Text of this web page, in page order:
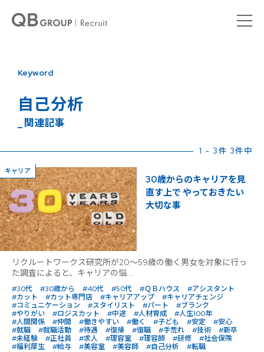
Keyword
自己分析
_ 関連記事
1 - 3件 3件中
キャリア
30歳からのキャリアを見
直す上で やっておきたい
大切な事
リクルートワークス研究所が20〜59歳の働く男女を対象に行っ
た調査によると、キャリアの悩...
#30代 #30歳から #40代 #50代 #ＱＢハウス
#アシスタント
#カット
#カット専門店 #キャリアアップ
#キャリアチェンジ
#コミュニケーション
#スタイリスト #パート
#ブランク
#やりがい
#ロジスカット #中途 #人材育成
#人生100年
#人間関係
#仲間 #働きやすい #働く #子ども #安定
#安心
#就職
#就職活動 #待遇 #復帰 #復職 #手荒れ #技術
#新卒
#未経験
#正社員 #求人 #理容室 #理容師 #研修
#社会保険
#福利厚生
#給与 #美容室 #美容師 #自己分析 #転職